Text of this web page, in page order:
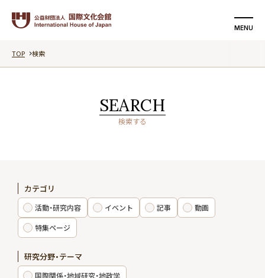
MENU
国際文化会館について
記事
動画
特集ページ
TOP 検索
SEARCH
検索する
カテゴリ
活動・研究内容 イベント 記事
動画
特集ページ
研究分野・テーマ
国際関係・地域研究・地政学